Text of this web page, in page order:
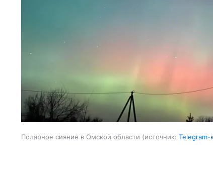
Полярное сияние в Омской области источник: Telegram-